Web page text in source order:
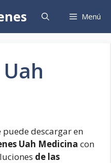
Menú
descargar en
Uah Medicina con
de las